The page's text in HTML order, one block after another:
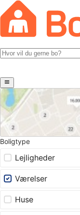
Boligtype
Lejligheder
Værelser
Huse